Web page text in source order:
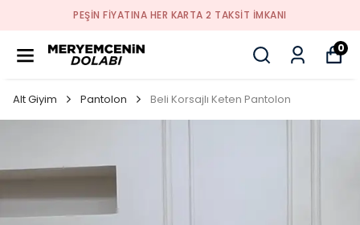
PEŞİN FİYATINA HER KARTA 2 TAKSİT İMKANI
0
Alt Giyim Pantolon Beli Korsajlı Keten Pantolon